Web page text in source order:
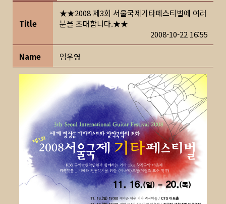
Title
★★2008 제3회 서울국제기타페스티벌에 여러
분을 초대합니다.★★
2008-10-22 16:55
Name 임우영